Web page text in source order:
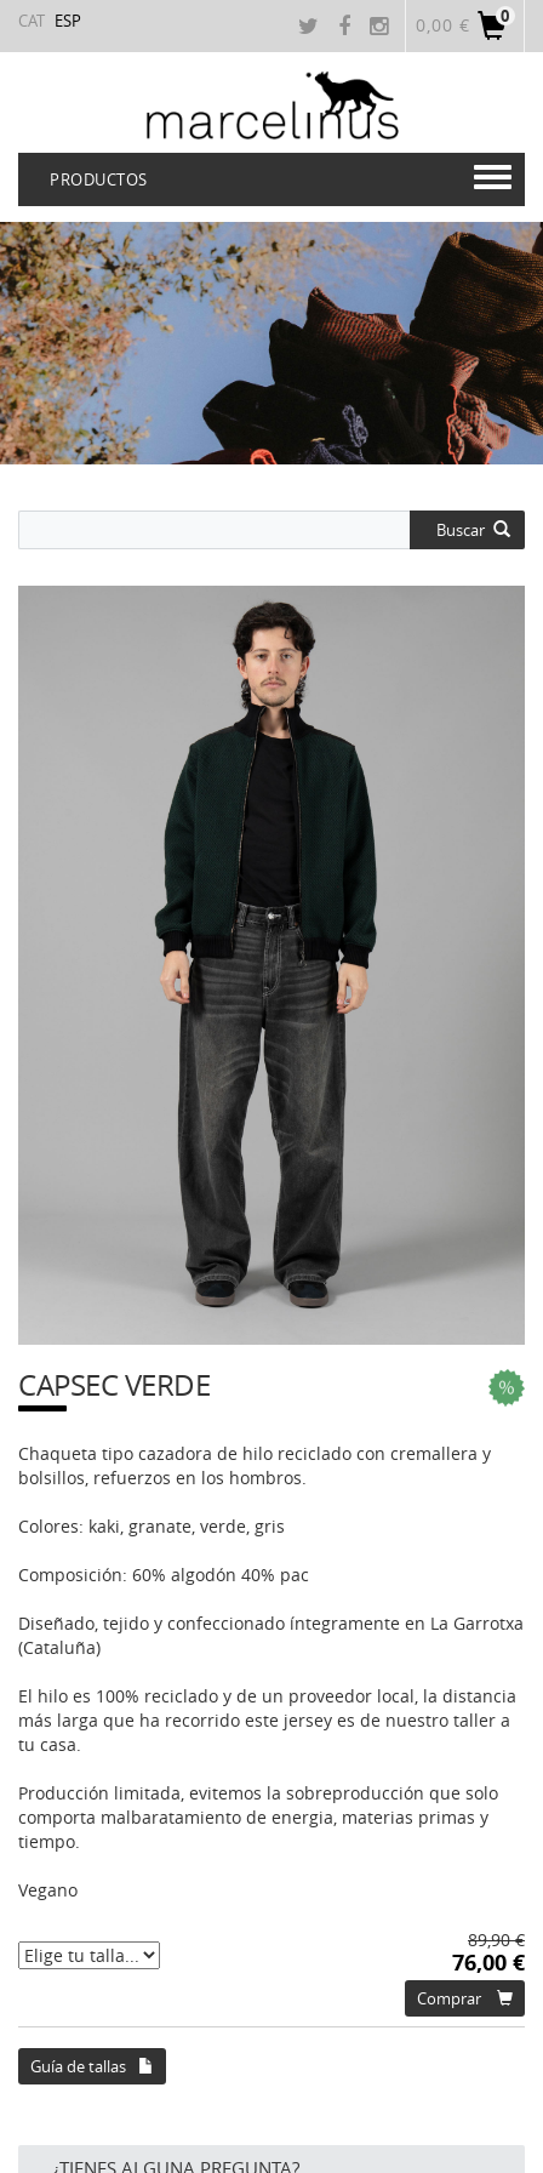
CAT ESP 0
0,00 €
PRODUCTOS
Buscar
CAPSEC VERDE
Chaqueta tipo cazadora de hilo reciclado con cremallera y
bolsillos, refuerzos en los hombros.
Colores: kaki, granate, verde, gris
Composición: 60% algodón 40% pac
Diseñado, tejido y confeccionado íntegramente en La Garrotxa
(Cataluña)
El hilo es 100% reciclado y de un proveedor local, la distancia
más larga que ha recorrido este jersey es de nuestro taller a
tu casa.
Producción limitada, evitemos la sobreproducción que solo
comporta malbaratamiento de energia, materias primas y
tiempo.
Vegano
89,90 €
76,00 €
Comprar
Guía de tallas